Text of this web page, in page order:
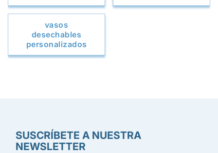
vasos
desechables
personalizados
SUSCRÍBETE A NUESTRA
NEWSLETTER